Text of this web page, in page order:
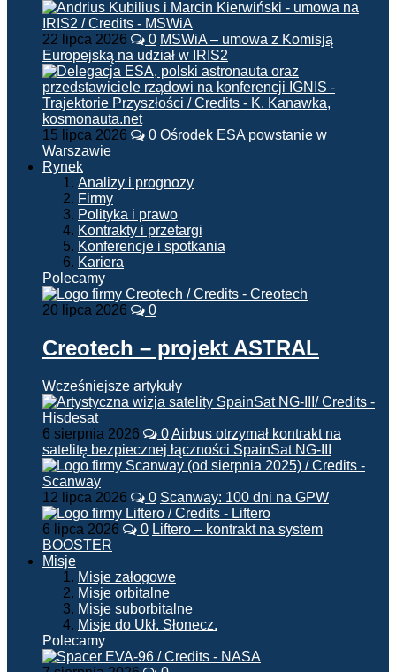
22 lipca 2026 0 MSWiA – umowa z Komisją
Europejską na udział w IRIS2
15 lipca 2026 0 Ośrodek ESA powstanie w
Warszawie
Rynek
Analizy i prognozy
Firmy
Polityka i prawo
Kontrakty i przetargi
Konferencje i spotkania
Kariera
Polecamy
20 lipca 2026 0
Creotech – projekt ASTRAL
Wcześniejsze artykuły
6 sierpnia 2026 0Airbus otrzymał kontrakt na
satelitę bezpiecznej łączności SpainSat NG-III
12 lipca 2026 0 Scanway: 100 dni na GPW
6 lipca 2026 0 Liftero – kontrakt na system
BOOSTER
Misje
Misje załogowe
Misje orbitalne
Misje suborbitalne
Misje do Ukł. Słonecz.
Polecamy